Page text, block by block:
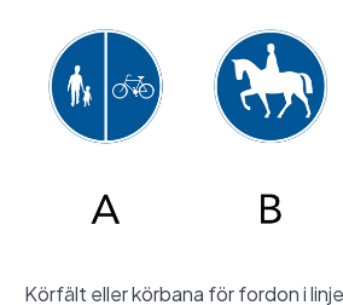
Körfält eller körbana för fordon i